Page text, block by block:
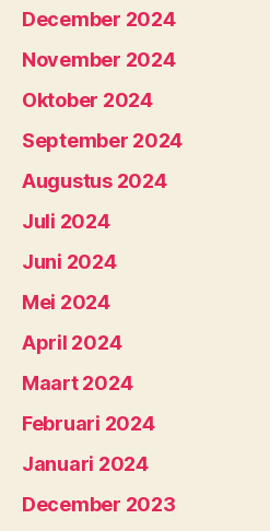
December 2024
November 2024
Oktober 2024
September 2024
Augustus 2024
Juli 2024
Juni 2024
Mei 2024
April 2024
Maart 2024
Februari 2024
Januari 2024
December 2023